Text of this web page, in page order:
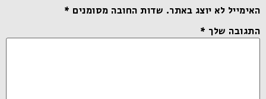
האימייל לא יוצג באתר. שדות החובה מסומנים *
התגובה שלך *